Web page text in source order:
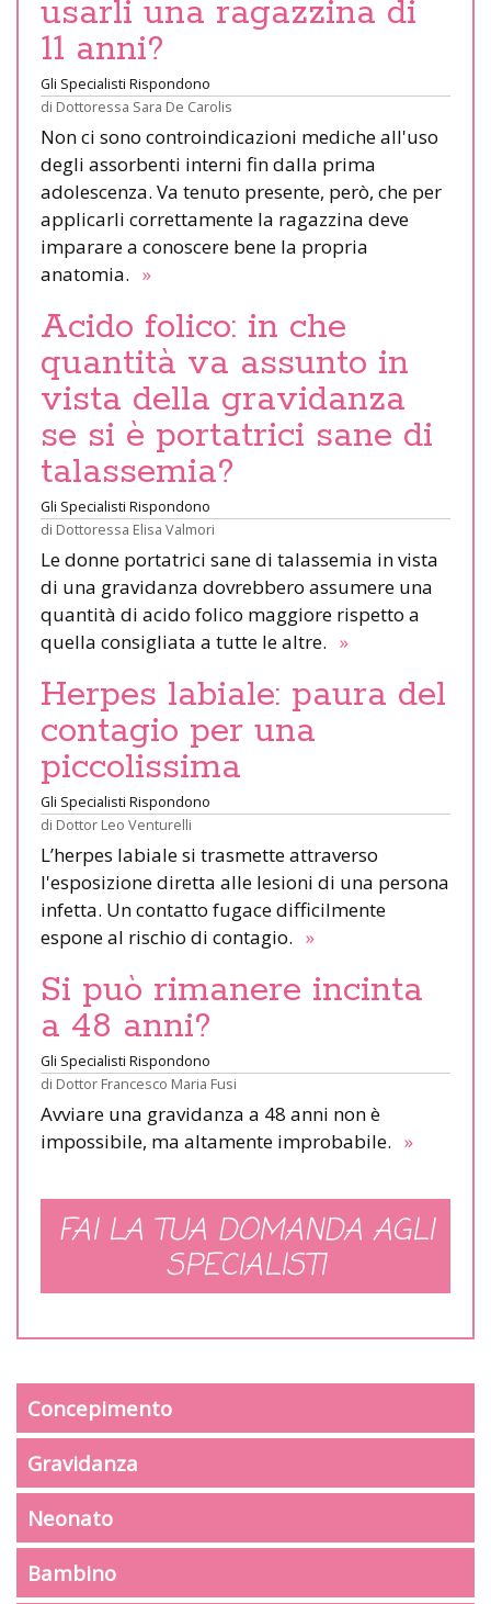
usarli una ragazzina di
11 anni?
Gli Specialisti Rispondono
di Dottoressa Sara De Carolis
Non ci sono controindicazioni mediche all'uso
degli assorbenti interni fin dalla prima
adolescenza. Va tenuto presente, però, che per
applicarli correttamente la ragazzina deve
imparare a conoscere bene la propria
anatomia. »
Acido folico: in che
quantità va assunto in
vista della gravidanza
se si è portatrici sane di
talassemia?
Gli Specialisti Rispondono
di Dottoressa Elisa Valmori
Le donne portatrici sane di talassemia in vista
di una gravidanza dovrebbero assumere una
quantità di acido folico maggiore rispetto a
quella consigliata a tutte le altre. »
Herpes labiale: paura del
contagio per una
piccolissima
Gli Specialisti Rispondono
di Dottor Leo Venturelli
L’herpes labiale si trasmette attraverso
l'esposizione diretta alle lesioni di una persona
infetta. Un contatto fugace difficilmente
espone al rischio di contagio. »
Si può rimanere incinta
a 48 anni?
Gli Specialisti Rispondono
di Dottor Francesco Maria Fusi
Avviare una gravidanza a 48 anni non è
impossibile, ma altamente improbabile. »
FAI LA TUA DOMANDA AGLI
SPECIALISTI
Concepimento
Gravidanza
Neonato
Bambino